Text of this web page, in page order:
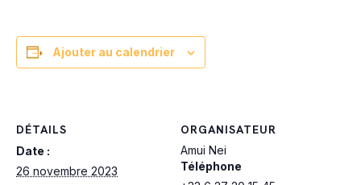
Ajouter au calendrier
DÉTAILS
Date :
26 novembre 2023
ORGANISATEUR
Amui Nei
Téléphone